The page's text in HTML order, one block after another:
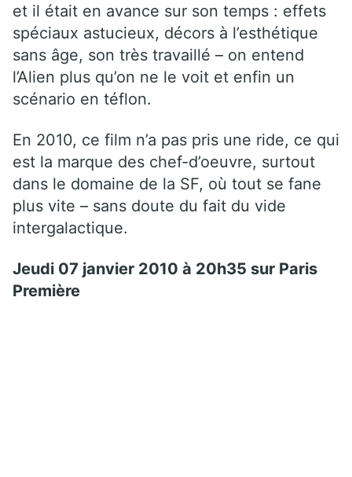
et il était en avance sur son temps : effets
spéciaux astucieux, décors à l’esthétique
sans âge, son très travaillé – on entend
l’Alien plus qu’on ne le voit et enfin un
scénario en téflon.
En 2010, ce film n’a pas pris une ride, ce qui
est la marque des chef-d’oeuvre, surtout
dans le domaine de la SF, où tout se fane
plus vite – sans doute du fait du vide
intergalactique.
Jeudi 07 janvier 2010 à 20h35 sur Paris
Première